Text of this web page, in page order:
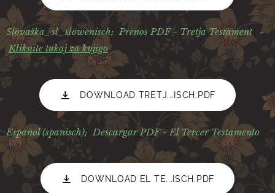
Slovaška_sl_slowenisch; Prenos PDF - Tretja Testament -
Kliknite tukaj za knjigo
DOWNLOAD TRETJ...ISCH.PDF
Español (spanisch); Descargar PDF - El Tercer Testamento
DOWNLOAD EL TE...ISCH.PDF